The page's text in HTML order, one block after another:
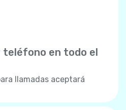
teléfono en todo el
llamadas aceptará